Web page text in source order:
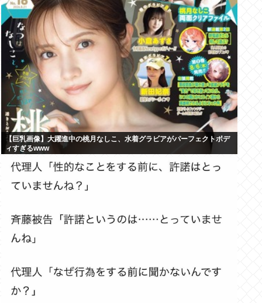
【巨乳画像】大躍進中の桃月なしこ、水着グラビアがパーフェクトボデ
ィすぎるwww